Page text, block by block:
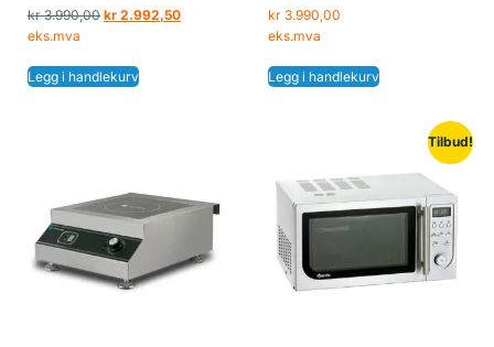
kr3.990,00 kr 2.992,50
eks.mva
Legg i handlekurv
kr3.990,00
eks.mva
Legg i handlekurv
Tilbud!